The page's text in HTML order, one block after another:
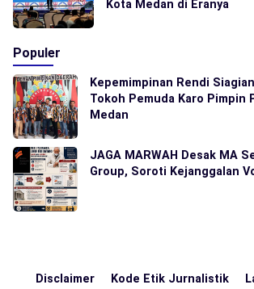
Kota Medan di Eranya
Populer
Kepemimpinan Rendi
Tokoh Pemuda Karo Pimpin
Medan
JAGA MARWAH Desak MA
Group, Soroti Kejanggalan
Disclaimer Kode Etik Jurnalistik